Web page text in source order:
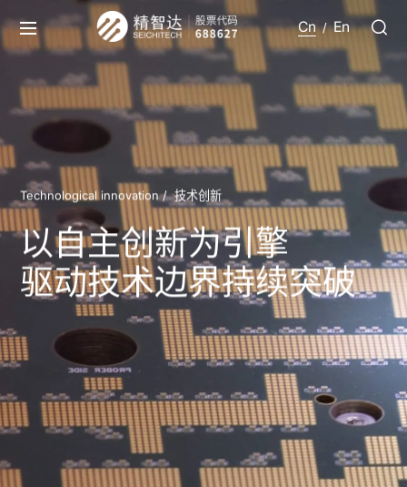
Cn / En
Technological innovation / 技术创新
以自主创新为引擎
驱动技术边界持续突破